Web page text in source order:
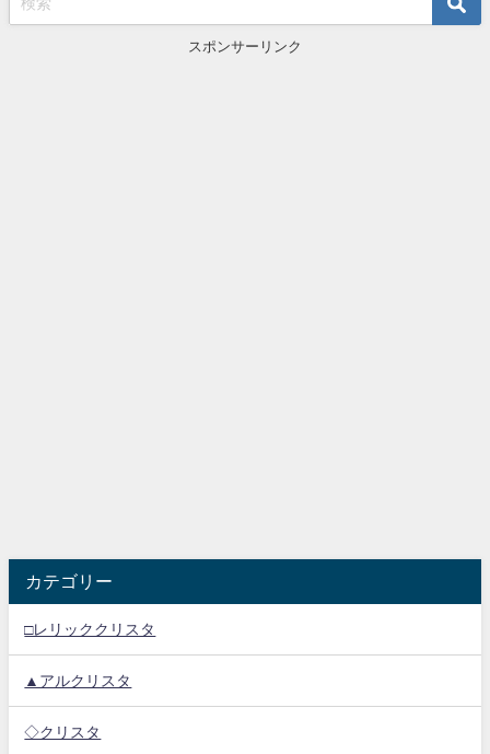
スポンサーリンク
カテゴリー
□レリッククリスタ
▲アルクリスタ
◇クリスタ